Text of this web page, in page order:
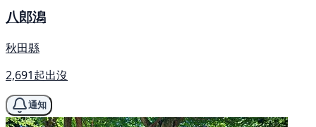
八郎潟
秋田縣
2,691起出沒
通知